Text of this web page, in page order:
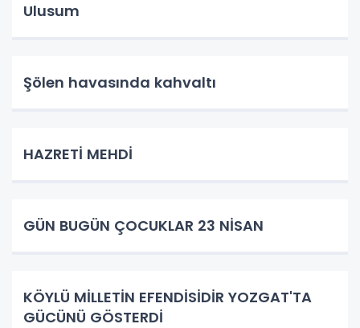
Ulusum
Şölen havasında kahvaltı
HAZRETİ MEHDİ
GÜN BUGÜN ÇOCUKLAR 23 NİSAN
KÖYLÜ MİLLETİN EFENDİSİDİR YOZGAT'TA
GÜCÜNÜ GÖSTERDİ